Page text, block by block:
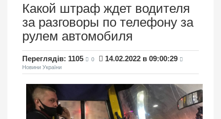
Какой штраф ждет водителя
за разговоры по телефону за
рулем автомобиля
Переглядів: 1105 0 14.02.2022 в 09:00:29
Новини України